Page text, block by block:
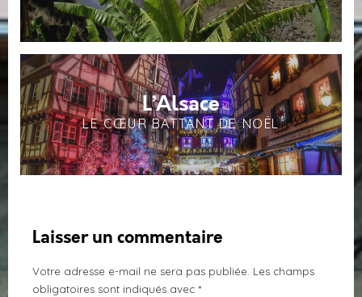
L’Alsace
LE CŒUR BATTANT DE NOËL
Laisser un commentaire
Votre adresse e-mail ne sera pas publiée. Les champs
obligatoires sont indiqués avec *